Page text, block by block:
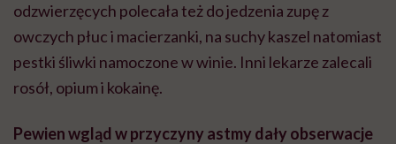
odzwierzęcych polecała też do jedzenia zupę z
owczych płuc i macierzanki, na suchy kaszel natomiast
pestki śliwki namoczone w winie. Inni lekarze zalecali
rosół, opium i kokainę.
Pewien wgląd w przyczyny astmy dały obserwacje